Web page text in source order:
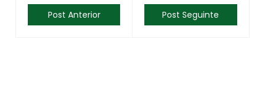
Post Anterior Post Seguinte